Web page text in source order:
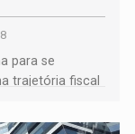
para se
trajetória fiscal